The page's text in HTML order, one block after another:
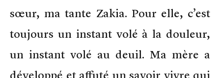
sœur, ma tante Zakia. Pour elle, c’est
toujours un instant volé à la douleur,
un instant volé au deuil. Ma mère a
développé et affuté un savoir vivre qui